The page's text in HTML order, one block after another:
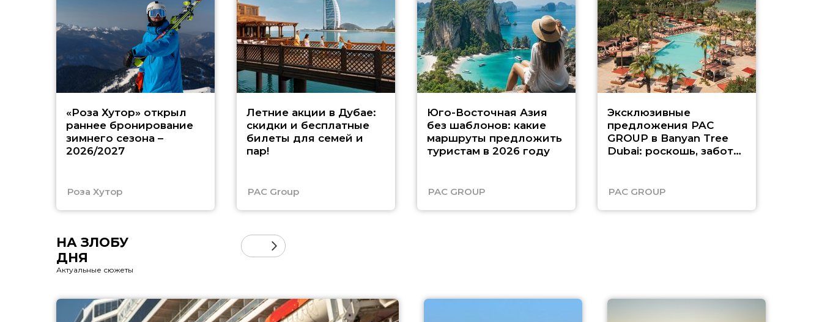
«Роза Хутор» открыл
раннее бронирование
зимнего сезона –
2026/2027
Роза Хутор
Летние акции в Дубае:
скидки и бесплатные
билеты для семей и
пар!
PAC Group
Юго-Восточная Азия
без шаблонов: какие
маршруты предложить
туристам в 2026 году
PAC GROUP
Эксклюзивные
предложения PAC
GROUP в Banyan Tree
Dubai: роскошь, забота
PAC GROUP
НА ЗЛОБУ
ДНЯ
Актуальные сюжеты